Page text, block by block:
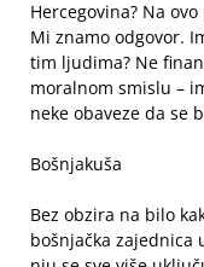
Hercegovina? Na
Mi znamo odgovor.
tim ljudima? Ne
moralnom smislu –
neke obaveze da se
Bošnjakuša
Bez obzira na bilo
bošnjačka zajednica